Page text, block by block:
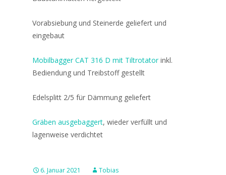
Vorabsiebung und Steinerde geliefert und
eingebaut
Mobilbagger CAT 316 D mit Tiltrotatorinkl.
Bediendung und Treibstoff gestellt
Edelsplitt 2/5 für Dämmung geliefert
Gräben ausgebaggert, wieder verfüllt und
lagenweise verdichtet
6. Januar 2021 Tobias